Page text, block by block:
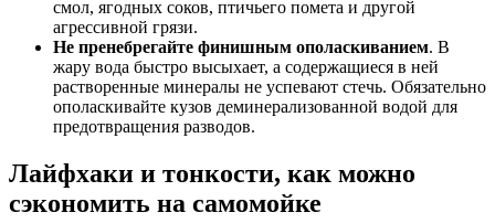
смол, ягодных соков, птичьего помета и другой
агрессивной грязи.
Не пренебрегайте финишным ополаскиванием. В
жару вода быстро высыхает, а содержащиеся в ней
растворенные минералы не успевают стечь. Обязательно
ополаскивайте кузов деминерализованной водой для
предотвращения разводов.
Лайфхаки и тонкости, как можно
сэкономить на самомойке